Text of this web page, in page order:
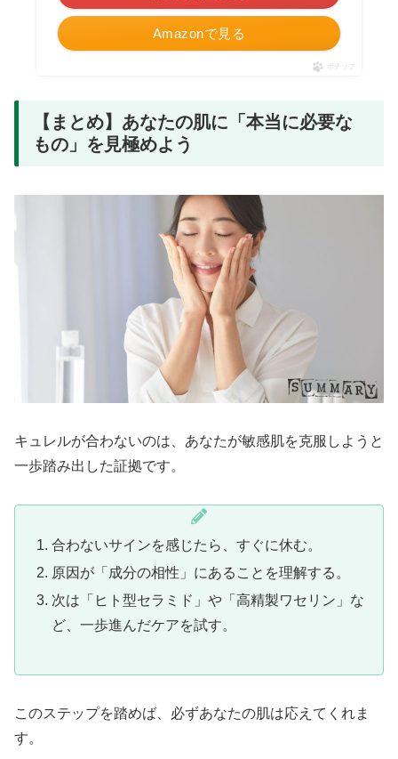
Amazonで見る
ポチップ
【まとめ】あなたの肌に「本当に必要な
もの」を見極めよう
キュレルが合わないのは、あなたが敏感肌を克服しようと
一歩踏み出した証拠です。
合わないサインを感じたら、すぐに休む。
原因が「成分の相性」にあることを理解する。
次は「ヒト型セラミド」や「高精製ワセリン」な
ど、一歩進んだケアを試す。
このステップを踏めば、必ずあなたの肌は応えてくれま
す。